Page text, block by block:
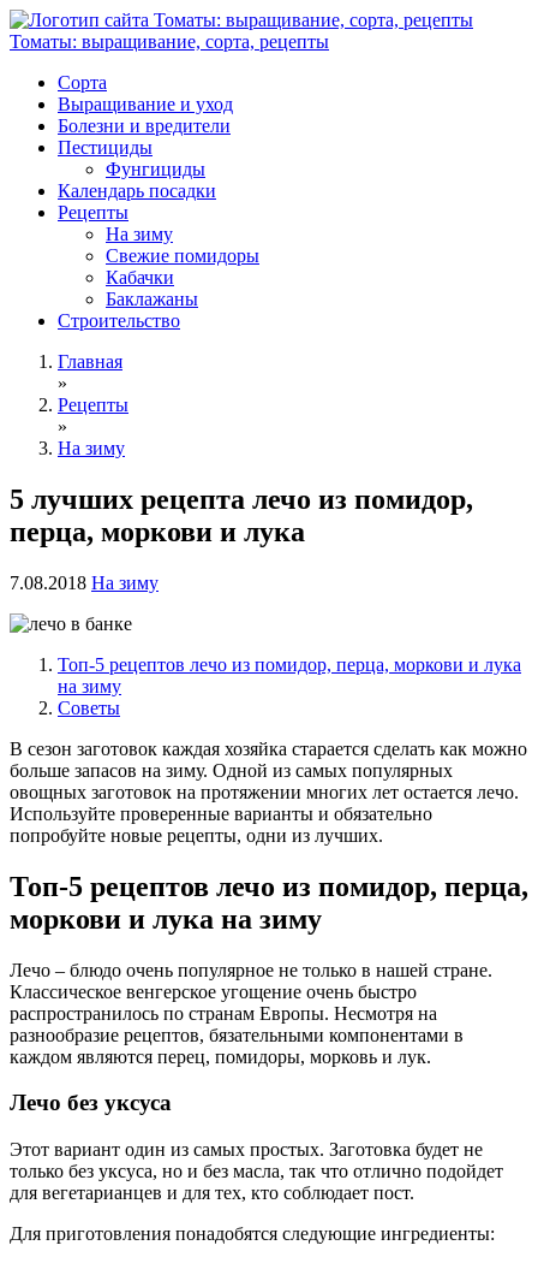
Томаты: выращивание, сорта, рецепты
Сорта
Выращивание и уход
Болезни и вредители
Пестициды
Фунгициды
Календарь посадки
Рецепты
На зиму
Свежие помидоры
Кабачки
Баклажаны
Строительство
Главная
»
Рецепты
»
На зиму
5 лучших рецепта лечо из помидор,
перца, моркови и лука
7.08.2018 На зиму
Топ-5 рецептов лечо из помидор, перца, моркови и лука
на зиму
Советы
В сезон заготовок каждая хозяйка старается сделать как можно
больше запасов на зиму. Одной из самых популярных
овощных заготовок на протяжении многих лет остается лечо.
Используйте проверенные варианты и обязательно
попробуйте новые рецепты, одни из лучших.
Топ-5 рецептов лечо из помидор, перца,
моркови и лука на зиму
Лечо – блюдо очень популярное не только в нашей стране.
Классическое венгерское угощение очень быстро
распространилось по странам Европы. Несмотря на
разнообразие рецептов, бязательными компонентами в
каждом являются перец, помидоры, морковь и лук.
Лечо без уксуса
Этот вариант один из самых простых. Заготовка будет не
только без уксуса, но и без масла, так что отлично подойдет
для вегетарианцев и для тех, кто соблюдает пост.
Для приготовления понадобятся следующие ингредиенты: